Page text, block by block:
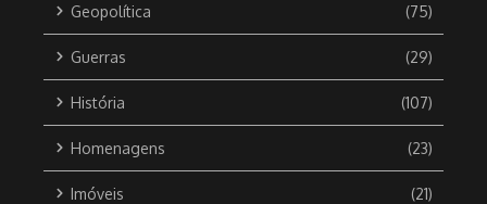
Geopolítica (75)
Guerras (29)
História (107)
Homenagens (23)
Imóveis (21)